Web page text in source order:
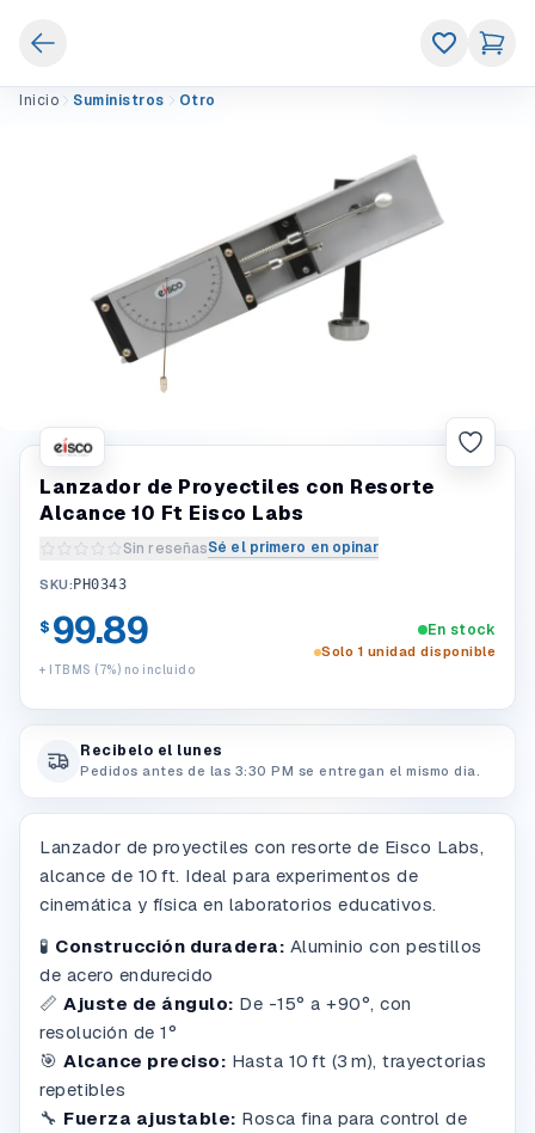
Inicio Suministros Otro
Lanzador de Proyectiles con Resorte
Alcance 10 Ft Eisco Labs
Sin reseñasSé el primero en opinar
Escribir una reseña del producto
SKU: PH0343
$ 99.89
+ ITBMS (7%) no incluido
En stock
Solo 1 unidad disponible
Recibelo el lunes
Pedidos antes de las 3:30 PM se entregan el mismo dia.
Lanzador de proyectiles con resorte de Eisco Labs,
alcance de 10 ft. Ideal para experimentos de
cinemática y física en laboratorios educativos.
🧪 Construcción duradera: Aluminio con pestillos
de acero endurecido
📏 Ajuste de ángulo: De -15° a +90°, con
resolución de 1°
🎯 Alcance preciso: Hasta 10 ft (3 m), trayectorias
repetibles
🔧 Fuerza ajustable: Rosca fina para control de